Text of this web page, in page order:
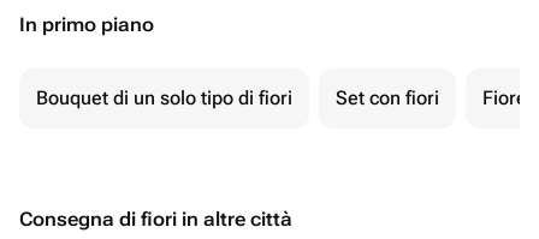
In primo piano
Bouquet di un solo tipo di fiori Set con fiori Fiore
Consegna di fiori in altre città